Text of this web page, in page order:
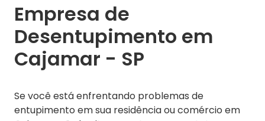
Empresa de
Desentupimento em
Cajamar - SP
Se você está enfrentando problemas de
entupimento em sua residência ou comércio em